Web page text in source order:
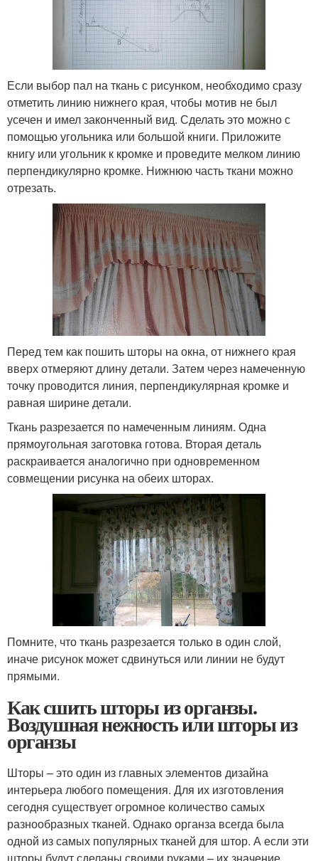
Если выбор пал на ткань с рисунком, необходимо сразу
отметить линию нижнего края, чтобы мотив не был
усечен и имел законченный вид. Сделать это можно с
помощью угольника или большой книги. Приложите
книгу или угольник к кромке и проведите мелком линию
перпендикулярно кромке. Нижнюю часть ткани можно
отрезать.
Перед тем как пошить шторы на окна, от нижнего края
вверх отмеряют длину детали. Затем через намеченную
точку проводится линия, перпендикулярная кромке и
равная ширине детали.
Ткань разрезается по намеченным линиям. Одна
прямоугольная заготовка готова. Вторая деталь
раскраивается аналогично при одновременном
совмещении рисунка на обеих шторах.
Помните, что ткань разрезается только в один слой,
иначе рисунок может сдвинуться или линии не будут
прямыми.
Как сшить шторы из органзы.
Воздушная нежность или шторы из
органзы
Шторы – это один из главных элементов дизайна
интерьера любого помещения. Для их изготовления
сегодня существует огромное количество самых
разнообразных тканей. Однако органза всегда была
одной из самых популярных тканей для штор. А если эти